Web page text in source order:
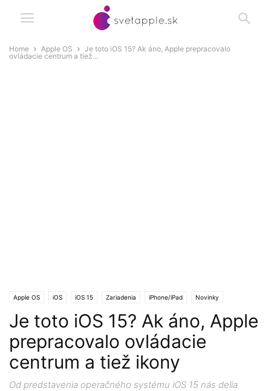
Home Apple OS
Je toto iOS 15? Ak áno, Apple prepracovalo
ovládacie centrum a tiež...
Apple OS iOS iOS 15 Zariadenia iPhone/iPad Novinky
Je toto iOS 15? Ak áno, Apple
prepracovalo ovládacie
centrum a tiež ikony
Od predstavenia operačného systému iOS 15 nás delia